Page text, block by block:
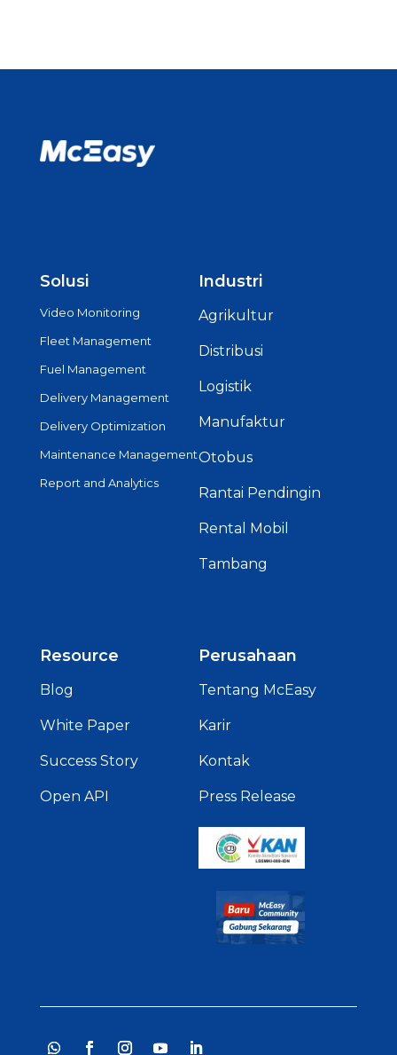
Solusi
Video Monitoring
Fleet Management
Fuel Management
Delivery Management
Delivery Optimization
Maintenance Management
Report and Analytics
Industri
Agrikultur
Distribusi
Logistik
Manufaktur
Otobus
Rantai Pendingin
Rental Mobil
Tambang
Resource
Blog
White Paper
Success Story
Open API
Perusahaan
Tentang McEasy
Karir
Kontak
Press Release